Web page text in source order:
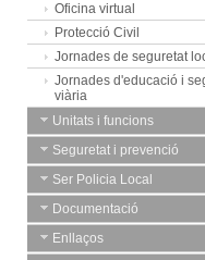
Oficina virtual
Protecció Civil
Jornades de seguretat
Jornades d'educació i
viària
Unitats i funcions
Seguretat i prevenció
Ser Policia Local
Documentació
Enllaços